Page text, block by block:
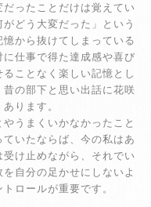
ったことだけは覚えてい
どう大変だった」という
憶から抜けてしまっている
に仕事で得た達成感や喜び
ことなく楽しい記憶とし
の部下と思い出話に花咲
ります。
うまくいかなかったこと
ていたならば、今の私はあ
受け止めながら、それでい
自分の足かせにしないよ
ロールが重要です。